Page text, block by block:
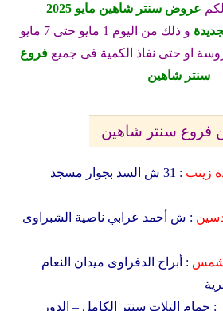
عروض سنتر شاهين مايو 2025
و ذلك من اليوم 1 مايو حتى 7 مايو
فروع
سنتر شاهين
فروع سنتر شاهين
زينب
: 31 ش السد بجوار مسجد
: ش أحمد عرابي ناصية الشبراوى
شمس : أبراج الدفراوى ميدان النعام
: حمام التلات سنتر الكامل – الدور